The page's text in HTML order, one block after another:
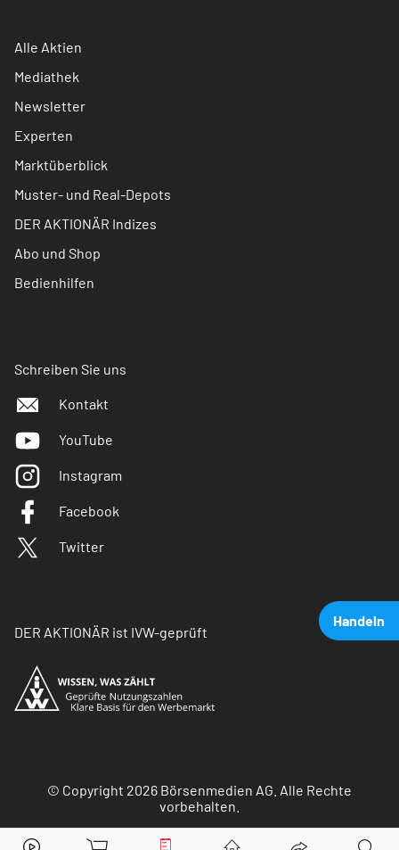
Handeln
Alle Aktien
Mediathek
Newsletter
Experten
Marktüberblick
Muster- und Real-Depots
DER AKTIONÄR Indizes
Abo und Shop
Bedienhilfen
Schreiben Sie uns
Kontakt
YouTube
Instagram
Facebook
Twitter
DER AKTIONÄR ist IVW-geprüft
© Copyright 2026 Börsenmedien AG. Alle Rechte
vorbehalten.